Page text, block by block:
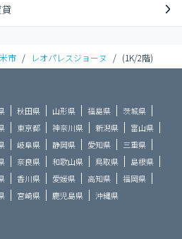
市 / レオパレスジョーヌ / (1K/2階)
秋田県 山形県 福島県
茨城県
東京都 神奈川県 新潟県
富山県
岐阜県 静岡県 愛知県
三重県
奈良県 和歌山県 鳥取県
島根県
香川県 愛媛県 高知県
福岡県
宮崎県 鹿児島県 沖縄県